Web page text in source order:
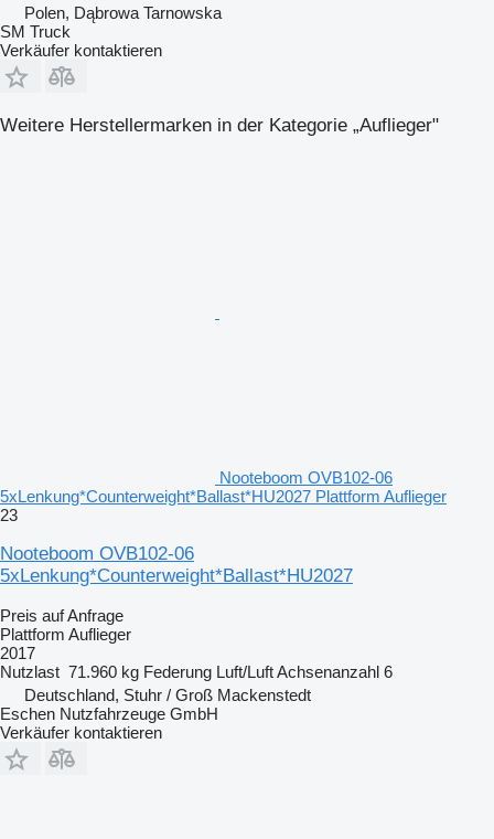
Polen, Dąbrowa Tarnowska
SM Truck
Verkäufer kontaktieren
Weitere Herstellermarken in der Kategorie „Auflieger"
Nooteboom OVB102-06
5xLenkung*Counterweight*Ballast*HU2027 Plattform Auflieger
23
Nooteboom OVB102-06
5xLenkung*Counterweight*Ballast*HU2027
Preis auf Anfrage
Plattform Auflieger
2017
Nutzlast 71.960 kg Federung Luft/LuftAchsenanzahl 6
Deutschland, Stuhr / Groß Mackenstedt
Eschen Nutzfahrzeuge GmbH
Verkäufer kontaktieren